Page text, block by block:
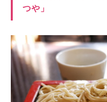
つや」